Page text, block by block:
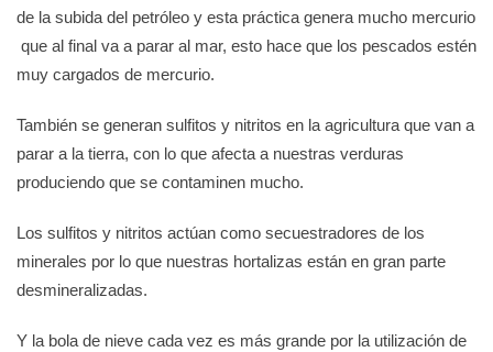
de la subida del petróleo y esta práctica genera mucho mercurio
que al final va a parar al mar, esto hace que los pescados estén
muy cargados de mercurio.
También se generan sulfitos y nitritos en la agricultura que van a
parar a la tierra, con lo que afecta a nuestras verduras
produciendo que se contaminen mucho.
Los sulfitos y nitritos actúan como secuestradores de los
minerales por lo que nuestras hortalizas están en gran parte
desmineralizadas.
Y la bola de nieve cada vez es más grande por la utilización de